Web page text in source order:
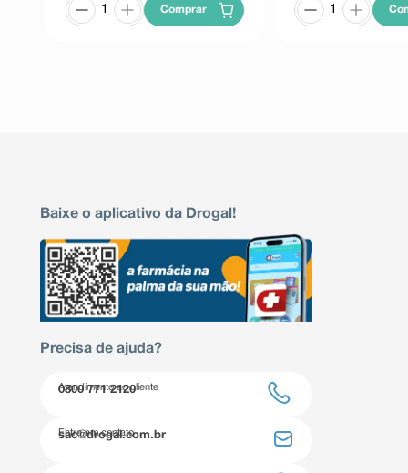
Comprar
Baixe o aplicativo da Drogal!
Precisa de ajuda?
Atendimento ao cliente
0800 771 2120
Entre em contato
sac@drogal.com.br